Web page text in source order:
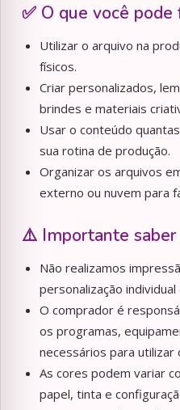
✅ O que você
Utilizar o arquivo na
físicos.
Criar personalizados,
brindes e materiais
Usar o conteúdo
sua rotina de produção.
Organizar os arquivos
externo ou nuvem para
⚠️ Importante saber
Não realizamos
personalização
O comprador é
os programas,
necessários para utilizar
As cores podem variar
papel, tinta e